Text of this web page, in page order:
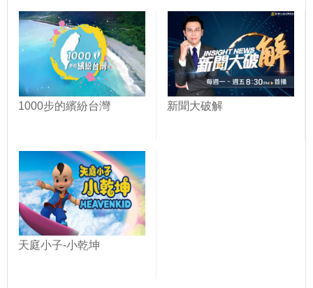
1000步的繽紛台灣 新聞大破解
天庭小子-小乾坤